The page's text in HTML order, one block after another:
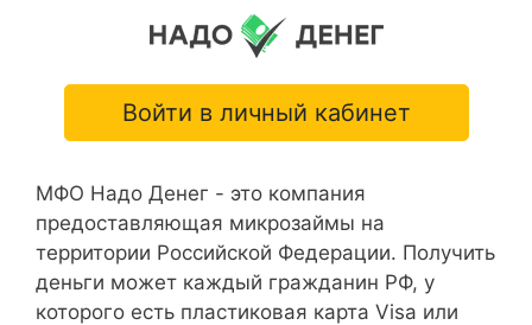
Войти в личный кабинет
МФО Надо Денег - это компания
предоставляющая микрозаймы на
территории Российской Федерации. Получить
деньги может каждый гражданин РФ, у
которого есть пластиковая карта Visa или